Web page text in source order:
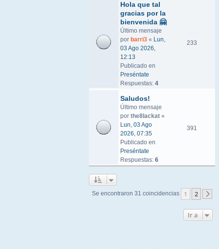
Hola que tal
gracias por la
bienvenida 🤗
Último mensaje
por barri3 « Lun,
03 Ago 2026,
12:13
Publicado en
Preséntate
Respuestas: 4
233
Saludos!
Último mensaje
por the8lackat «
Lun, 03 Ago
2026, 07:35
Publicado en
Preséntate
Respuestas: 6
391
Se encontraron 31 coincidencias 1 2
Ir a